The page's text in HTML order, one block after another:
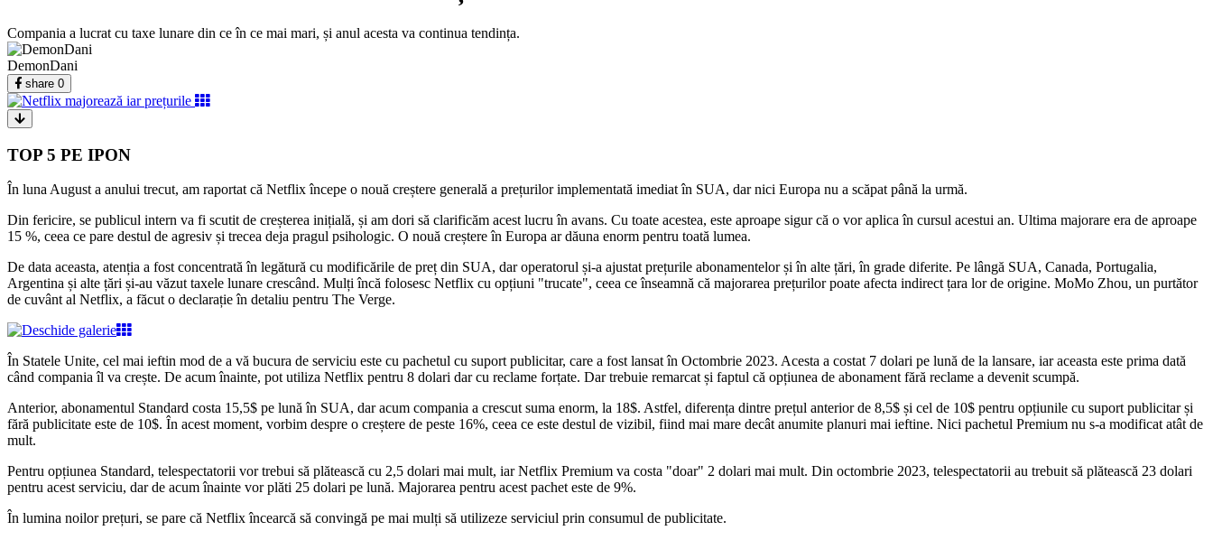
Compania a lucrat cu taxe lunare din ce în ce mai mari, și anul acesta va continua tendința.
DemonDani
share 0
TOP 5 PE IPON
În luna August a anului trecut, am raportat că Netflix începe o nouă creștere generală a prețurilor implementată imediat în SUA, dar nici Europa nu a scăpat până la urmă.
Din fericire, se publicul intern va fi scutit de creșterea inițială, și am dori să clarificăm acest lucru în avans. Cu toate acestea, este aproape sigur că o vor aplica în cursul acestui an. Ultima majorare era de aproape
15 %, ceea ce pare destul de agresiv și trecea deja pragul psihologic. O nouă creștere în Europa ar dăuna enorm pentru toată lumea.
De data aceasta, atenția a fost concentrată în legătură cu modificările de preț din SUA, dar operatorul și-a ajustat prețurile abonamentelor și în alte țări, în grade diferite. Pe lângă SUA, Canada, Portugalia,
Argentina și alte țări și-au văzut taxele lunare crescând. Mulți încă folosesc Netflix cu opțiuni "trucate", ceea ce înseamnă că majorarea prețurilor poate afecta indirect țara lor de origine. MoMo Zhou, un purtător
de cuvânt al Netflix, a făcut o declarație în detaliu pentru The Verge.
În Statele Unite, cel mai ieftin mod de a vă bucura de serviciu este cu pachetul cu suport publicitar, care a fost lansat în Octombrie 2023. Acesta a costat 7 dolari pe lună de la lansare, iar aceasta este prima dată
când compania îl va crește. De acum înainte, pot utiliza Netflix pentru 8 dolari dar cu reclame forțate. Dar trebuie remarcat și faptul că opțiunea de abonament fără reclame a devenit scumpă.
Anterior, abonamentul Standard costa 15,5$ pe lună în SUA, dar acum compania a crescut suma enorm, la 18$. Astfel, diferența dintre prețul anterior de 8,5$ și cel de 10$ pentru opțiunile cu suport publicitar și
fără publicitate este de 10$. În acest moment, vorbim despre o creștere de peste 16%, ceea ce este destul de vizibil, fiind mai mare decât anumite planuri mai ieftine. Nici pachetul Premium nu s-a modificat atât de
mult.
Pentru opțiunea Standard, telespectatorii vor trebui să plătească cu 2,5 dolari mai mult, iar Netflix Premium va costa "doar" 2 dolari mai mult. Din octombrie 2023, telespectatorii au trebuit să plătească 23 dolari
pentru acest serviciu, dar de acum înainte vor plăti 25 dolari pe lună. Majorarea pentru acest pachet este de 9%.
În lumina noilor prețuri, se pare că Netflix încearcă să convingă pe mai mulți să utilizeze serviciul prin consumul de publicitate.